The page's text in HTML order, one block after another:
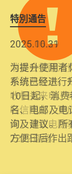
特別通告
2026.06.29
消委会提醒消
布消费警示。
收相关来电、
轻信回应，更
问，请致电防
2222查询。
2025.10.31
为提升使用
系统已经进行
10日起，消
名、电邮及
询及建议。所
方便日后作出